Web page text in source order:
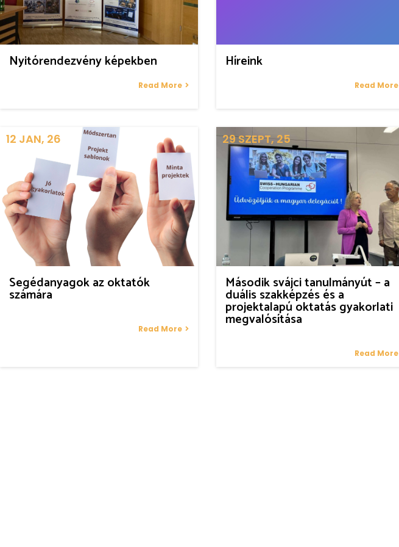
Nyitórendezvény képekben
Read More
Híreink
Read More
Segédanyagok az oktatók
számára
12 JAN, 26
Read More
Második svájci tanulmányút – a
duális szakképzés és a
projektalapú oktatás gyakorlati
megvalósítása
29 SZEPT, 25
Read More